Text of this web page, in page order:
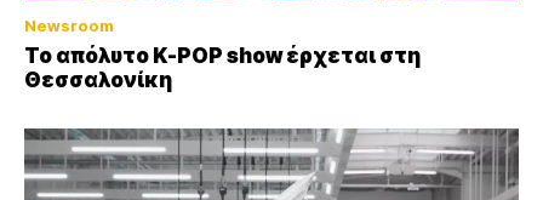
Newsroom
Το απόλυτο K-POP show έρχεται στη
Θεσσαλονίκη